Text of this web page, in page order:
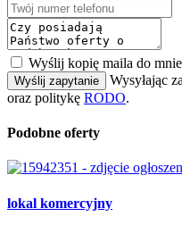
Wyślij kopię maila do mnie
Wyślij zapytanie Wysyłając
oraz politykę RODO.
Podobne oferty
lokal komercyjny